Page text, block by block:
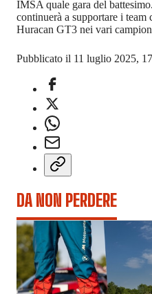
IMSA quale gara del
continuerà a supportare i team
Huracan GT3 nei vari
Pubblicato il 11 luglio 2025,
DA NON PERDERE